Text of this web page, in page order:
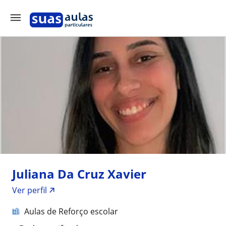
Juliana Da Cruz Xavier
Ver perfil
Aulas de Reforço escolar